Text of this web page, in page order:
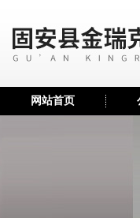
网站首页